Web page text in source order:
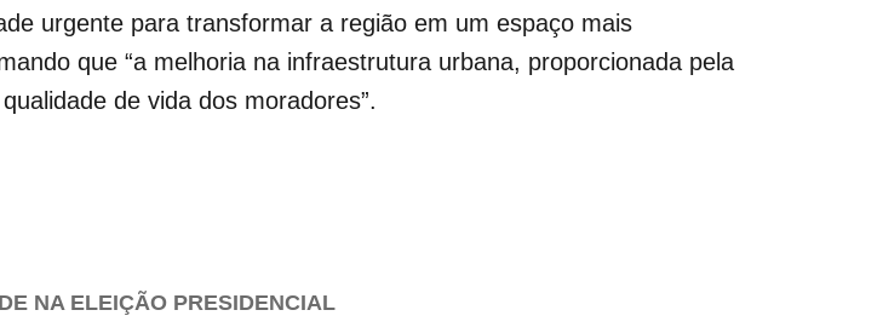
urgente para transformar a região em um espaço mais
que “a melhoria na infraestrutura urbana, proporcionada pela
de vida dos moradores”.
NA ELEIÇÃO PRESIDENCIAL